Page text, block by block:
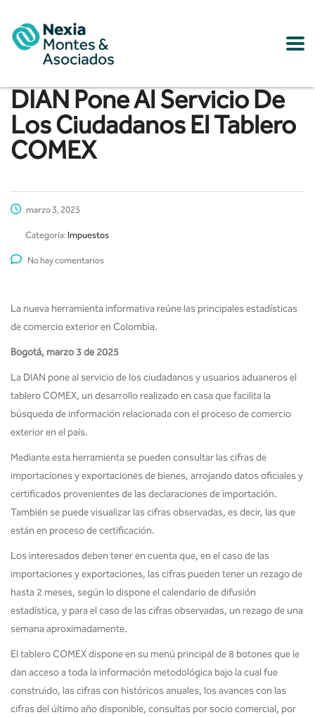
DIAN Pone Al Servicio De
Los Ciudadanos El Tablero
COMEX
marzo 3, 2025
Categoría: Impuestos
No hay comentarios
La nueva herramienta informativa reúne las principales estadísticas
de comercio exterior en Colombia.
​Bogotá, marzo 3 de 2025
La DIAN pone al servicio de los ciudadanos y usuarios aduaneros el
tablero COMEX, un desarrollo realizado en casa que facilita la
búsqueda de información relacionada con el proceso de comercio
exterior en el país.
Mediante esta herramienta se pueden consultar las cifras de
importaciones y exportaciones de bienes, arrojando datos oficiales y
certificados provenientes de las declaraciones de importación.
También se puede visualizar las cifras observadas, es decir, las que
están en proceso de certificación.
Los interesados deben tener en cuenta que, en el caso de las
importaciones y exportaciones, las cifras pueden tener un rezago de
hasta 2 meses, según lo dispone el calendario de difusión
estadística, y para el caso de las cifras observadas, un rezago de una
semana aproximadamente.
El tablero COMEX dispone en su menú principal de 8 botones que le
dan acceso a toda la información metodológica bajo la cual fue
construido, las cifras con históricos anuales, los avances con las
cifras del último año disponible, consultas por socio comercial, por